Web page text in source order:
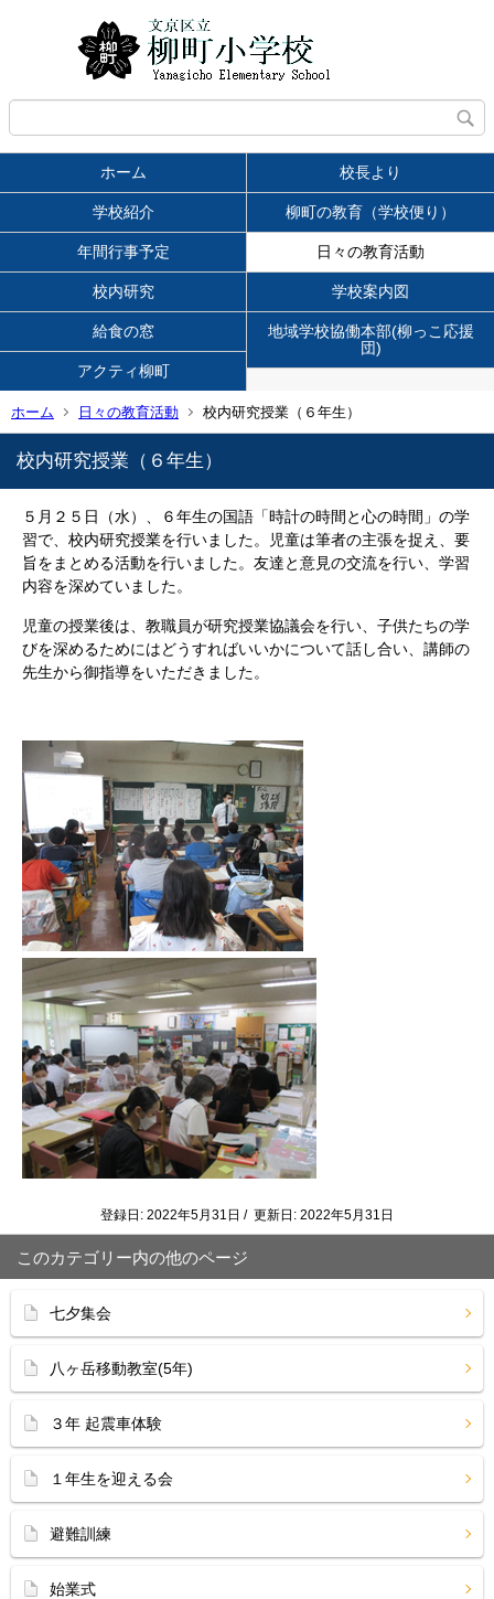
ホーム 校長より
学校紹介 柳町の教育（学校便り）
年間行事予定 日々の教育活動
校内研究 学校案内図
給食の窓
地域学校協働本部(柳っこ応援
団)
アクティ柳町
ホーム 日々の教育活動 校内研究授業（６年生）
校内研究授業（６年生）
５月２５日（水）、６年生の国語「時計の時間と心の時間」の学
習で、校内研究授業を行いました。児童は筆者の主張を捉え、要
旨をまとめる活動を行いました。友達と意見の交流を行い、学習
内容を深めていました。
児童の授業後は、教職員が研究授業協議会を行い、子供たちの学
びを深めるためにはどうすればいいかについて話し合い、講師の
先生から御指導をいただきました。
登録日: 2022年5月31日 / 更新日: 2022年5月31日
このカテゴリー内の他のページ
七夕集会
八ヶ岳移動教室(5年)
３年 起震車体験
１年生を迎える会
避難訓練
始業式